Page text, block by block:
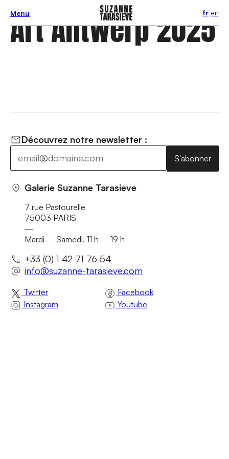
Menu fr en
Art Antwerp 2025
Galerie Suzanne Tarasieve
7 rue Pastourelle
75003 PARIS
—
Mardi – Samedi, 11 h – 19 h
+33 (0) 1 42 71 76 54
info@suzanne-tarasieve.com
Twitter
Facebook
Instagram
Youtube
Découvrez notre newsletter :
S'abonner